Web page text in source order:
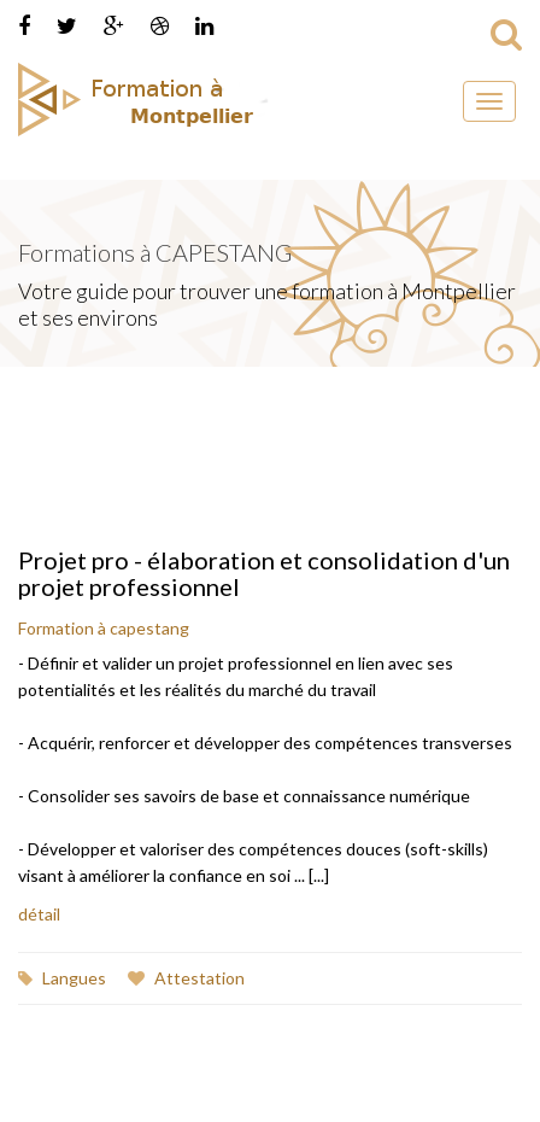
Toggle
Formations à CAPESTANG
Votre guide pour trouver une formation à Montpellier
et ses environs
Projet pro - élaboration et consolidation d'un
projet professionnel
Formation à capestang
- Définir et valider un projet professionnel en lien avec ses
potentialités et les réalités du marché du travail
- Acquérir, renforcer et développer des compétences transverses
- Consolider ses savoirs de base et connaissance numérique
- Développer et valoriser des compétences douces (soft-skills)
visant à améliorer la confiance en soi ... [...]
détail
Langues Attestation